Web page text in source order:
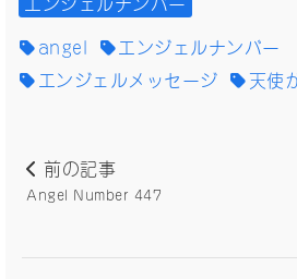
angel
エンジェルナンバー
エンジェルメッセージ
天使
前の記事
Angel Number 447